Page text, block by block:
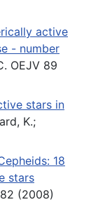
active
- number
OEJV 89
stars in
K.;
18
stars
(2008)